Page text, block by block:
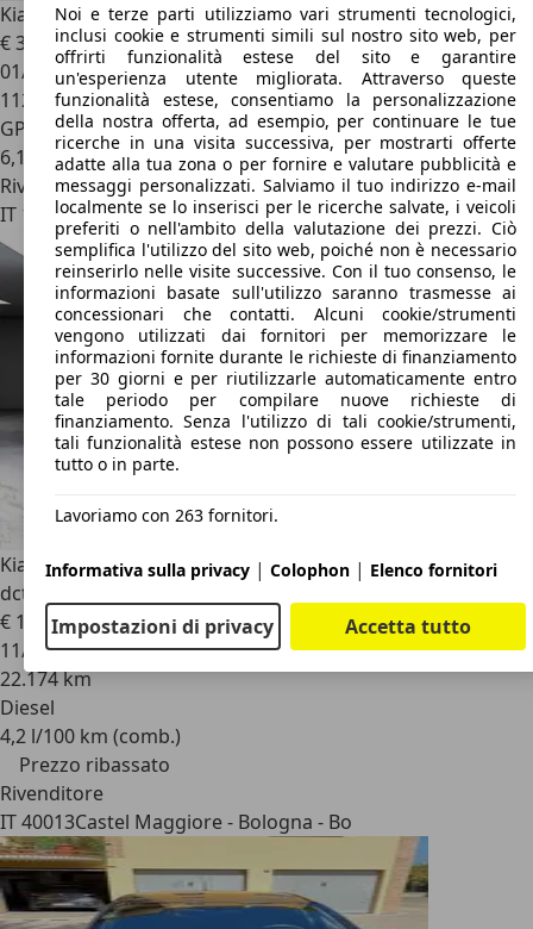
Kia Ceed / cee'dKIA Ceed 5p 1.4 EX bi-fuel 80KW ANNO 2009
€ 3.300
01/2009
112.000 km
GPL
6,1 l/100 km (comb.)
Rivenditore
IT 10143Torino - To
Kia Ceed / cee'd- Ceed 1.6 crdi GT Line Adas Pack Plus 136cv
dct
€ 13.900€ 14.900,-
11/2019
22.174 km
Diesel
4,2 l/100 km (comb.)
Prezzo ribassato
Rivenditore
IT 40013Castel Maggiore - Bologna - Bo
Noi e terze parti utilizziamo vari strumenti tecnologici,
inclusi cookie e strumenti simili sul nostro sito web, per
offrirti funzionalità estese del sito e garantire
un'esperienza utente migliorata. Attraverso queste
funzionalità estese, consentiamo la personalizzazione
della nostra offerta, ad esempio, per continuare le tue
ricerche in una visita successiva, per mostrarti offerte
adatte alla tua zona o per fornire e valutare pubblicità e
messaggi personalizzati. Salviamo il tuo indirizzo e-mail
localmente se lo inserisci per le ricerche salvate, i veicoli
preferiti o nell'ambito della valutazione dei prezzi. Ciò
semplifica l'utilizzo del sito web, poiché non è necessario
reinserirlo nelle visite successive. Con il tuo consenso, le
informazioni basate sull'utilizzo saranno trasmesse ai
concessionari che contatti. Alcuni cookie/strumenti
vengono utilizzati dai fornitori per memorizzare le
informazioni fornite durante le richieste di finanziamento
per 30 giorni e per riutilizzarle automaticamente entro
tale periodo per compilare nuove richieste di
finanziamento. Senza l'utilizzo di tali cookie/strumenti,
tali funzionalità estese non possono essere utilizzate in
tutto o in parte.
Lavoriamo con 263 fornitori.
Informativa sulla privacy | Colophon | Elenco fornitori
Impostazioni di privacy Accetta tutto